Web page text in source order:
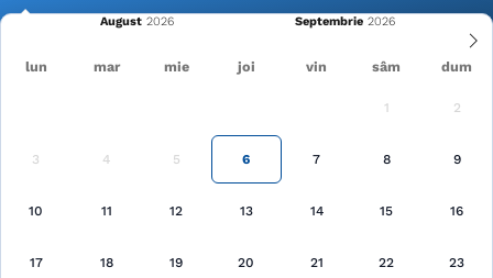
Cele mai recente
Căutare
August Septembrie
lun mar mie joi vin sâm dum
1 2
3 4 5 6 7 8 9
10 11 12 13 14 15 16
17 18 19 20 21 22 23